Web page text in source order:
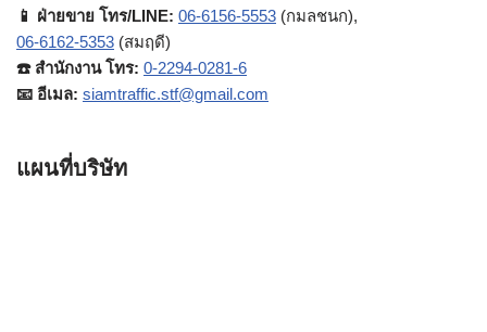
📱 ฝ่ายขาย โทร/LINE: 06-6156-5553 (กมลชนก),
06-6162-5353 (สมฤดี)
☎️ สำนักงาน โทร: 0-2294-0281-6
📧 อีเมล: siamtraffic.stf@gmail.com
แผนที่บริษัท